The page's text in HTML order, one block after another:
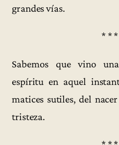
grandes vías.
* * *
Sabemos que vino
espíritu en aquel
matices sutiles, del
tristeza.